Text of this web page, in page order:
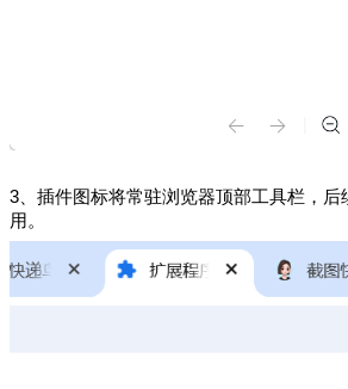
3、 插件图标将常驻浏览器顶部工具栏，后
用。